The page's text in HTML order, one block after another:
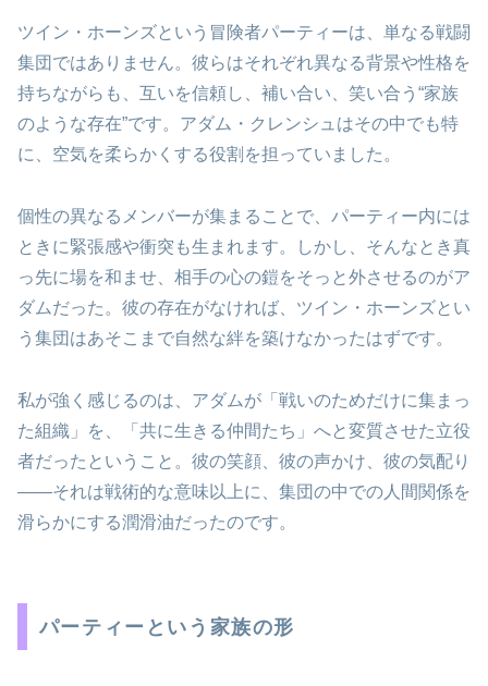
ツイン・ホーンズという冒険者パーティーは、単なる戦闘
集団ではありません。彼らはそれぞれ異なる背景や性格を
持ちながらも、互いを信頼し、補い合い、笑い合う“家族
のような存在”です。アダム・クレンシュはその中でも特
に、空気を柔らかくする役割を担っていました。
個性の異なるメンバーが集まることで、パーティー内には
ときに緊張感や衝突も生まれます。しかし、そんなとき真
っ先に場を和ませ、相手の心の鎧をそっと外させるのがア
ダムだった。彼の存在がなければ、ツイン・ホーンズとい
う集団はあそこまで自然な絆を築けなかったはずです。
私が強く感じるのは、アダムが「戦いのためだけに集まっ
た組織」を、「共に生きる仲間たち」へと変質させた立役
者だったということ。彼の笑顔、彼の声かけ、彼の気配り
――それは戦術的な意味以上に、集団の中での人間関係を
滑らかにする潤滑油だったのです。
パーティーという家族の形